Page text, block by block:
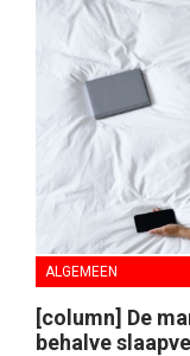
ALGEMEEN
[column] De
behalve